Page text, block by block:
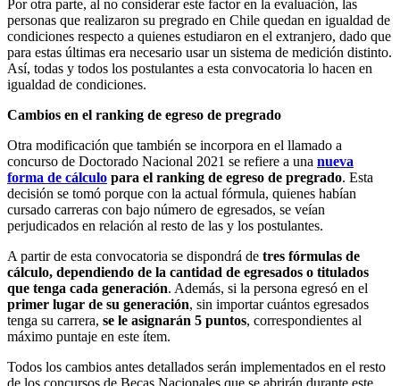
Por otra parte, al no considerar este factor en la evaluación, las
personas que realizaron su pregrado en Chile quedan en igualdad de
condiciones respecto a quienes estudiaron en el extranjero, dado que
para estas últimas era necesario usar un sistema de medición distinto.
Así, todas y todos los postulantes a esta convocatoria lo hacen en
igualdad de condiciones.
Cambios en el ranking de egreso de pregrado
Otra modificación que también se incorpora en el llamado a
concurso de Doctorado Nacional 2021 se refiere a una nueva
forma de cálculo para el ranking de egreso de pregrado. Esta
decisión se tomó porque con la actual fórmula, quienes habían
cursado carreras con bajo número de egresados, se veían
perjudicados en relación al resto de las y los postulantes.
A partir de esta convocatoria se dispondrá de tres fórmulas de
cálculo, dependiendo de la cantidad de egresados o titulados
que tenga cada generación. Además, si la persona egresó en el
primer lugar de su generación, sin importar cuántos egresados
tenga su carrera, se le asignarán 5 puntos, correspondientes al
máximo puntaje en este ítem.
Todos los cambios antes detallados serán implementados en el resto